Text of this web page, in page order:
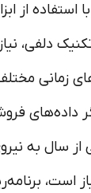
استفاده از
دلفی،
زمانی
داده‌های
سال به
است،